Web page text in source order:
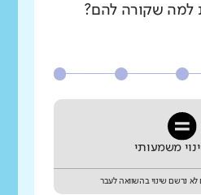
למה שקורה להם?
משמעותי
נרשם שינוי בהשוואה לעבר